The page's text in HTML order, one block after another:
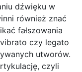
dźwięku w
również znać
fałszowania
czy legato
utworów.
czyli